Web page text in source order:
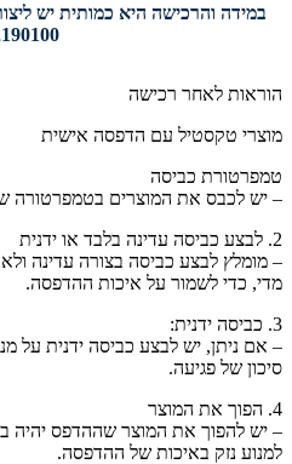
הוראות לאחר רכישה
מוצרי טקסטיל עם הדפסה אישית
טמפרטורת כביסה
– יש לכבס את המוצרים בטמפרטורה של עד 40 מעלות
2. לבצע כביסה עדינה בלבד או ידנית
– מומלץ לבצע כביסה בצורה עדינה
מדי, כדי לשמור על איכות ההדפסה.
3. כביסה ידנית:
– אם ניתן, יש לבצע כביסה ידנית על
סיכון של פגיעה.
4. הפוך את המוצר
– יש להפוך את המוצר שההדפס יהיה
למנוע נזק באיכות של ההדפסה.